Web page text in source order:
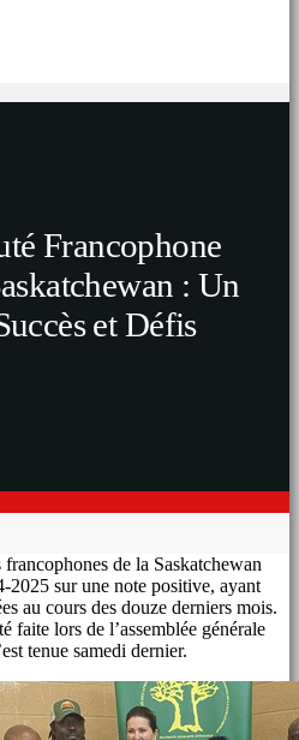
Francophone
: Un
et Défis
de la Saskatchewan
2025 sur une note positive, ayant
au cours des douze derniers mois.
faite lors de l’assemblée générale
tenue samedi dernier.